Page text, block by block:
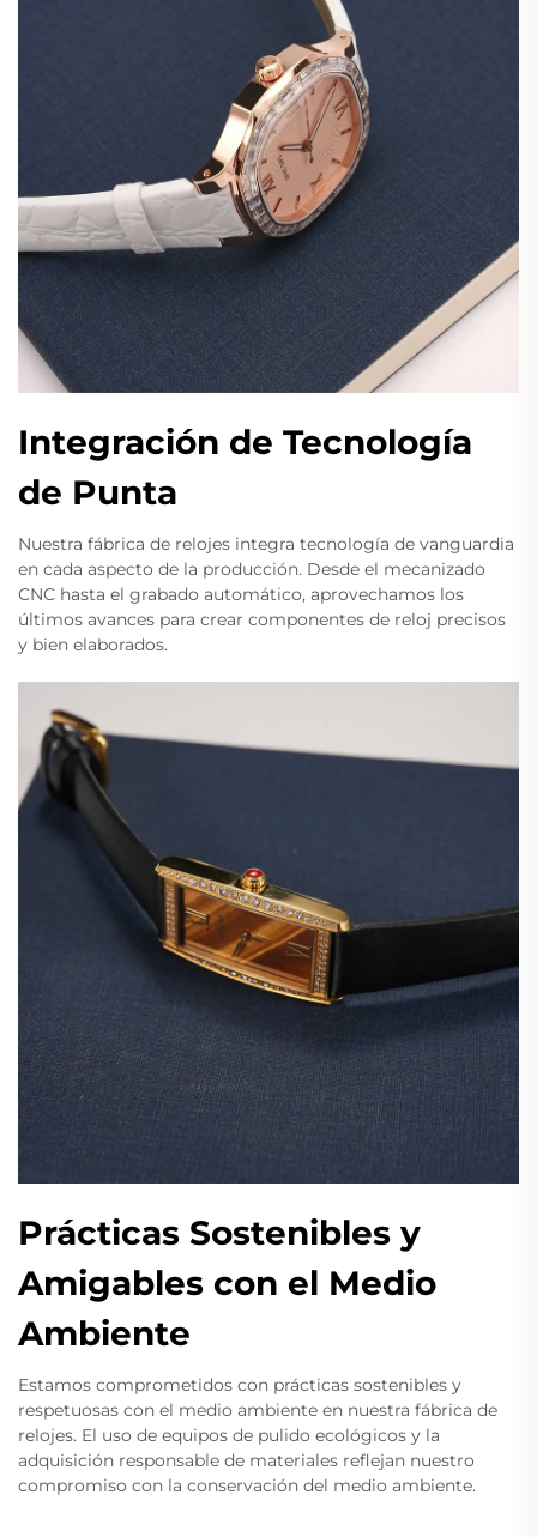
Integración de Tecnología
de Punta
Nuestra fábrica de relojes integra tecnología de vanguardia
en cada aspecto de la producción. Desde el mecanizado
CNC hasta el grabado automático, aprovechamos los
últimos avances para crear componentes de reloj precisos
y bien elaborados.
Prácticas Sostenibles y
Amigables con el Medio
Ambiente
Estamos comprometidos con prácticas sostenibles y
respetuosas con el medio ambiente en nuestra fábrica de
relojes. El uso de equipos de pulido ecológicos y la
adquisición responsable de materiales reflejan nuestro
compromiso con la conservación del medio ambiente.